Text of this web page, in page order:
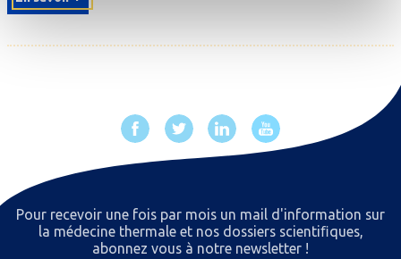
Pour recevoir une fois par mois un mail d'information sur
la médecine thermale et nos dossiers scientiﬁques,
abonnez vous à notre newsletter !